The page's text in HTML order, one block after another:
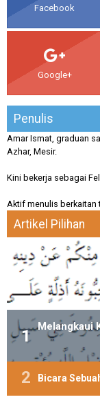
Facebook
Google+
Penulis
Amar Ismat, graduan
Azhar, Mesir.
Kini bekerja sebagai
Aktif menulis
Artikel Pilihan
Melangkaui
Bicara